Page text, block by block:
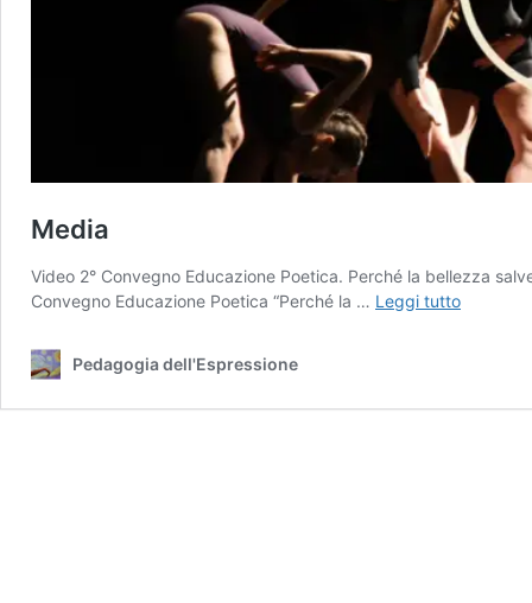
Media
Video 2° Convegno Educazione Poetica. Perché la bellezza
Convegno Educazione Poetica “Perché la … Leggi tuttoMedia
Pedagogia dell'Espressione